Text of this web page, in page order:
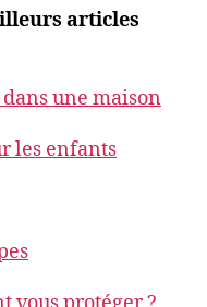
articles
une maison
les enfants